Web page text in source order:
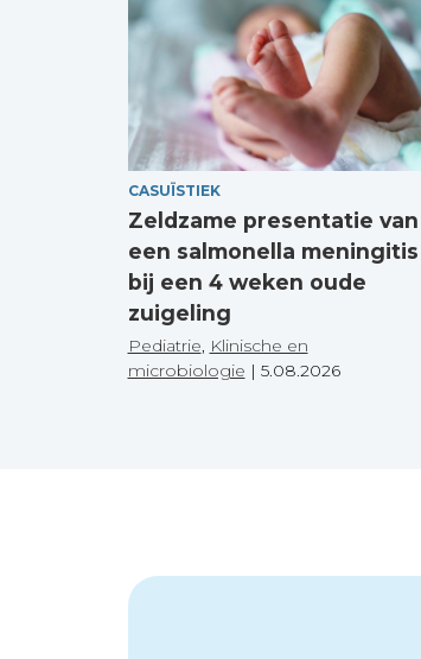
CASUÏSTIEK
Zeldzame presentatie van
een salmonella meningitis
bij een 4 weken oude
zuigeling
Pediatrie Klinische en
microbiologie | 5.08.2026